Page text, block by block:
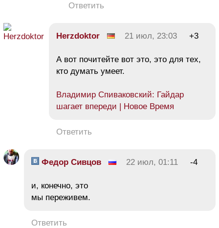
Ответить
Herzdoktor 21 июл, 23:03 +3
А вот почитейте вот это, это для тех,
кто думать умеет.
Владимир Спиваковский: Гайдар
шагает впереди | Новое Время
Ответить
Федор Сивцов 22 июл, 01:11 -4
и, конечно, это
мы переживем.
Ответить